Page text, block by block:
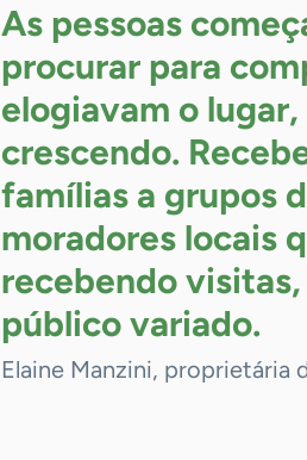
As pessoas
procurar para
elogiavam o
crescendo.
famílias a grupos
moradores locais
recebendo
públicovariado.
Elaine Manzini, proprietária